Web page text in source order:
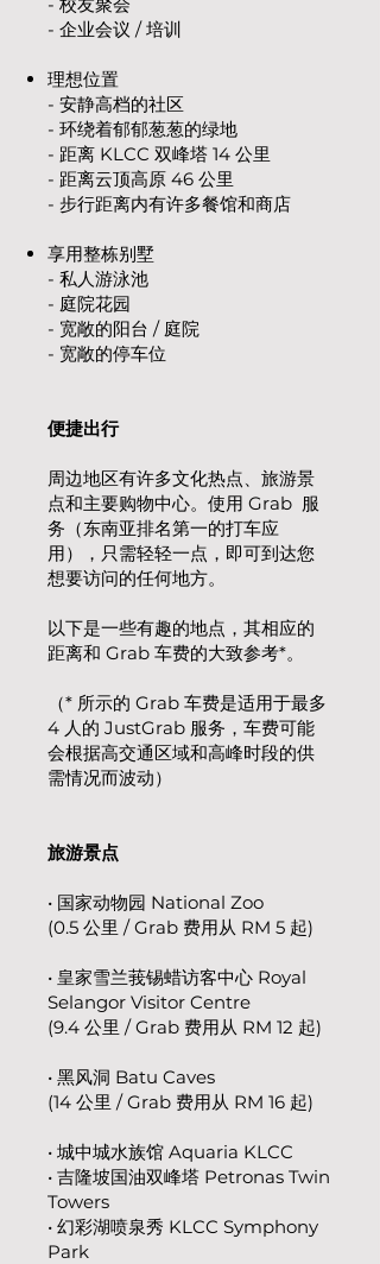
- 企业会议 / 培训
理想位置
- 安静高档的社区
- 环绕着郁郁葱葱的绿地
- 距离 KLCC 双峰塔 14 公里
- 距离云顶高原 46 公里
- 步行距离内有许多餐馆和商店
享用整栋别墅
- 私人游泳池
- 庭院花园
- 宽敞的阳台 / 庭院
- 宽敞的停车位
便捷出行
周边地区有许多文化热点、旅游景
点和主要购物中心。使用 Grab 服
务（东南亚排名第一的打车应
用），只需轻轻一点，即可到达您
想要访问的任何地方。
以下是一些有趣的地点，其相应的
距离和 Grab 车费的大致参考*。
（* 所示的 Grab 车费是适用于最多
4 人的 JustGrab 服务，车费可能
会根据高交通区域和高峰时段的供
需情况而波动）
旅游景点
• 国家动物园 National Zoo
(0.5 公里 / Grab 费用从 RM 5 起)
• 皇家雪兰莪锡蜡访客中心 Royal
Selangor Visitor Centre
(9.4 公里 / Grab 费用从 RM 12 起)
• 黑风洞 Batu Caves
(14 公里 / Grab 费用从 RM 16 起)
• 城中城水族馆 Aquaria KLCC
• 吉隆坡国油双峰塔 Petronas Twin
Towers
• 幻彩湖喷泉秀 KLCC Symphony
Park